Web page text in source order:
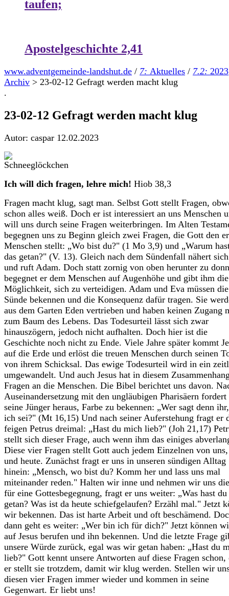
taufen;
Apostelgeschichte 2,41
www.adventgemeinde-landshut.de / 7: Aktuelles / 7.2: 2023
Archiv > 23-02-12 Gefragt werden macht klug
.
23-02-12 Gefragt werden macht klug
Autor: caspar 12.02.2023
Ich will dich fragen, lehre mich! Hiob 38,3
Fragen macht klug, sagt man. Selbst Gott stellt Fragen,
schon alles weiß. Doch er ist interessiert an uns Menschen
will uns durch seine Fragen weiterbringen. Im Alten
begegnen uns zu Beginn gleich zwei Fragen, die Gott den
Menschen stellt: „Wo bist du?" (1 Mo 3,9) und „Warum
das getan?" (V. 13). Gleich nach dem Sündenfall nähert
und ruft Adam. Doch statt zornig von oben herunter zu
begegnet er dem Menschen auf Augenhöhe und gibt ihm die
Möglichkeit, sich zu verteidigen. Adam und Eva müssen die
Sünde bekennen und die Konsequenz dafür tragen. Sie
aus dem Garten Eden vertrieben und haben keinen Zugang
zum Baum des Lebens. Das Todesurteil lässt sich zwar
hinauszögern, jedoch nicht aufhalten. Doch hier ist die
Geschichte noch nicht zu Ende. Viele Jahre später kommt
auf die Erde und erlöst die treuen Menschen durch seinen
von ihrem Schicksal. Das ewige Todesurteil wird in ein
umgewandelt. Und auch Jesus hat in diesem
Fragen an die Menschen. Die Bibel berichtet uns davon.
Auseinandersetzung mit den ungläubigen Pharisäern fordert
seine Jünger heraus, Farbe zu bekennen: „Wer sagt denn
ich sei?" (Mt 16,15) Und nach seiner Auferstehung fragt er
feigen Petrus dreimal: „Hast du mich lieb?" (Joh 21,17)
stellt sich dieser Frage, auch wenn ihm das einiges
Diese vier Fragen stellt Gott auch jedem Einzelnen von
und heute. Zunächst fragt er uns in unseren sündigen Alltag
hinein: „Mensch, wo bist du? Komm her und lass uns mal
miteinander reden." Halten wir inne und nehmen wir uns
für eine Gottesbegegnung, fragt er uns weiter: „Was hast du
getan? Was ist da heute schiefgelaufen? Erzähl mal." Jetzt
wir bekennen. Das ist harte Arbeit und oft beschämend.
dann geht es weiter: „Wer bin ich für dich?" Jetzt können
auf Jesus berufen und ihn bekennen. Und die letzte Frage
unsere Würde zurück, egal was wir getan haben: „Hast du
lieb?" Gott kennt unsere Antworten auf diese Fragen schon,
er stellt sie trotzdem, damit wir klug werden. Stellen wir
diesen vier Fragen immer wieder und kommen in seine
Gegenwart. Er liebt uns!